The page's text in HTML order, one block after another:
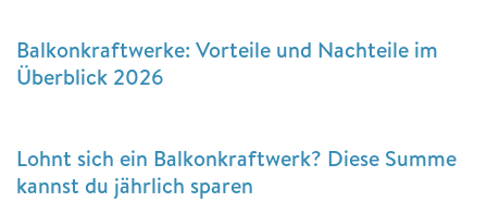
Balkonkraftwerke: Vorteile und Nachteile im
Überblick 2026
Lohnt sich ein Balkonkraftwerk? Diese Summe
kannst du jährlich sparen